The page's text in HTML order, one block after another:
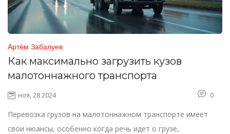
Артём Забалуев
Как максимально загрузить кузов
малотоннажного транспорта
ноя, 28 2024 0
Перевозка грузов на малотоннажном транспорте имеет
свои нюансы, особенно когда речь идет о грузе,